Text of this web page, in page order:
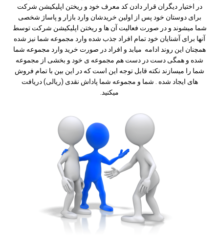
در اختیار دیگران قرار دادن کد معرف خود و ریختن اپلیکیشن شرکت
برای دوستان خود پس از اولین خریدشان وارد بازار و پاساژ شخصی
شما میشوند و در صورت فعالیت آن ها و ریختن اپلیکیشن شرکت توسط
آنها برای آشنایان خود تمام افراد جذب شده وارد مجموعه شما نیز شده
همچنان این روند ادامه میابد و افراد در صورت خرید وارد مجموعه شما
شده و همگی دست در دست هم مجموعه ی خود و بخشی از مجموعه
شما را میسازند نکته قابل توجه این است که در این بین با تمام فروش
های ایجاد شده . شما و مجموعه شما پاداش نقدی (ریالی) دریافت
میکنید.